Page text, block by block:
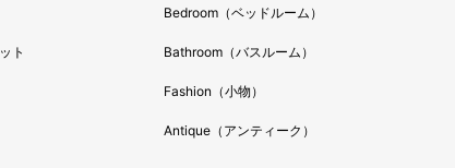
ト
Bedroom（ベッドルーム）
Bathroom（バスルーム）
Fashion（小物）
Antique（アンティーク）